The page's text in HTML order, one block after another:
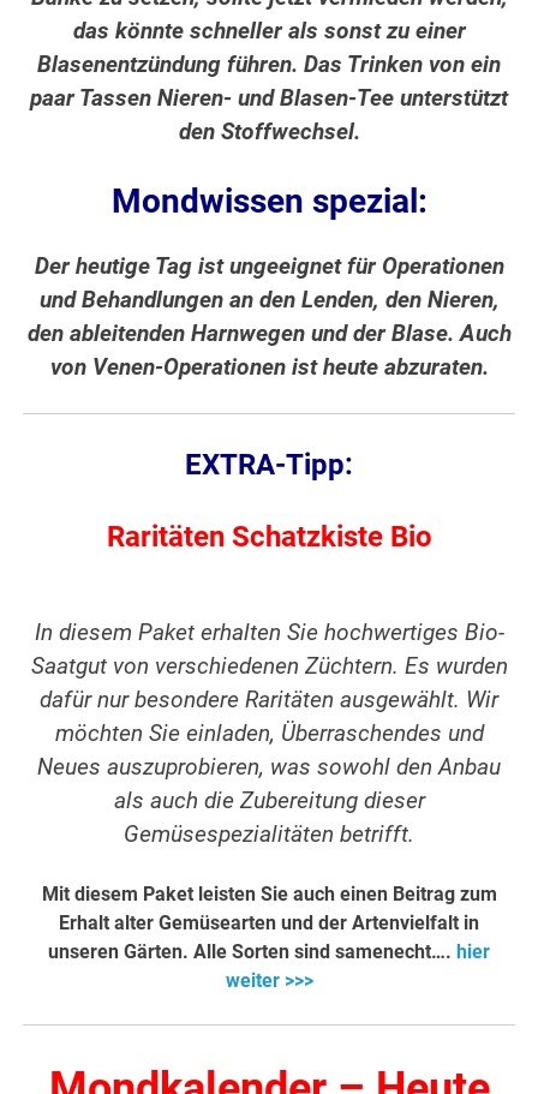
das könnte schneller als sonst zu einer
Blasenentzündung führen. Das Trinken von ein
paar Tassen Nieren- und Blasen-Tee unterstützt
den Stoffwechsel.
Mondwissen spezial:
Der heutige Tag ist ungeeignet für Operationen
und Behandlungen an den Lenden, den Nieren,
den ableitenden Harnwegen und der Blase. Auch
von Venen-Operationen ist heute abzuraten.
EXTRA-Tipp:
Raritäten Schatzkiste Bio
In diesem Paket erhalten Sie hochwertiges Bio-
Saatgut von verschiedenen Züchtern. Es wurden
dafür nur besondere Raritäten ausgewählt. Wir
möchten Sie einladen, Überraschendes und
Neues auszuprobieren, was sowohl den Anbau
als auch die Zubereitung dieser
Gemüsespezialitäten betrifft.
Mit diesem Paket leisten Sie auch einen Beitrag zum
Erhalt alter Gemüsearten und der Artenvielfalt in
unseren Gärten. Alle Sorten sind samenecht…. hier
weiter >>>